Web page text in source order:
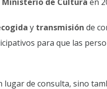
y transmisión de
para que las
lugar de consulta, sino